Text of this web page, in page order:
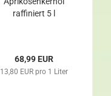
raffiniert 5 l
68,99 EUR
13,80 EUR pro 1 Liter